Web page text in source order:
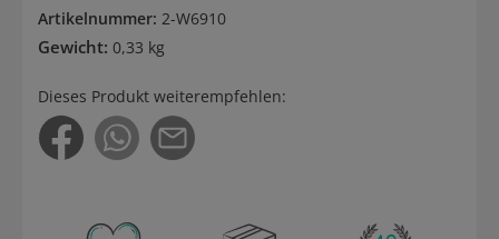
Artikelnummer: 2-W6910
Gewicht: 0,33 kg
Dieses Produkt weiterempfehlen: